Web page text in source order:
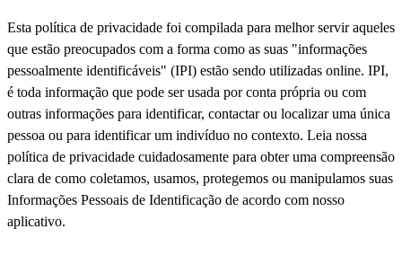
Esta política de privacidade foi compilada para melhor servir aqueles
que estão preocupados com a forma como as suas "informações
pessoalmente identificáveis" (IPI) estão sendo utilizadas online. IPI,
é toda informação que pode ser usada por conta própria ou com
outras informações para identificar, contactar ou localizar uma única
pessoa ou para identificar um indivíduo no contexto. Leia nossa
política de privacidade cuidadosamente para obter uma compreensão
clara de como coletamos, usamos, protegemos ou manipulamos suas
Informações Pessoais de Identificação de acordo com nosso
aplicativo.